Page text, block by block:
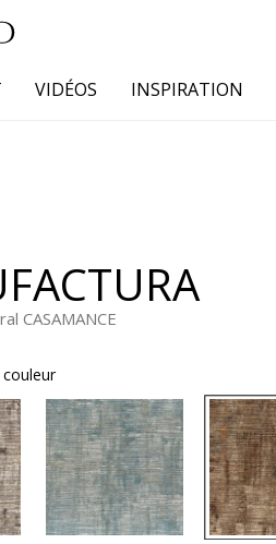
Bleu
Gris
Multicouleurs
Noir
Orange
Rose
VIDÉOS INSPIRATION
CASAMANCE